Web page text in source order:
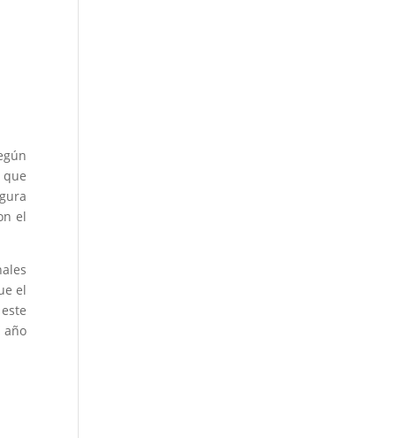
que
el
el
año